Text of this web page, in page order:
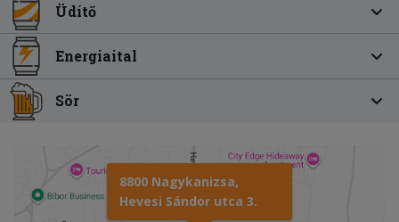
Üdítő
Energiaital
Sör
8800 Nagykanizsa,
Hevesi Sándor utca 3.